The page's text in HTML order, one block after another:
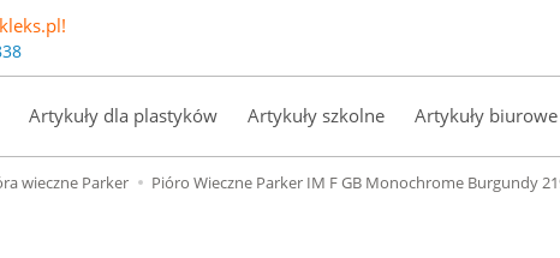
Artykuły dla plastyków Artykuły szkolne Artykuły biurowe
wieczne Parker Pióro Wieczne Parker IM F GB Monochrome Burgundy